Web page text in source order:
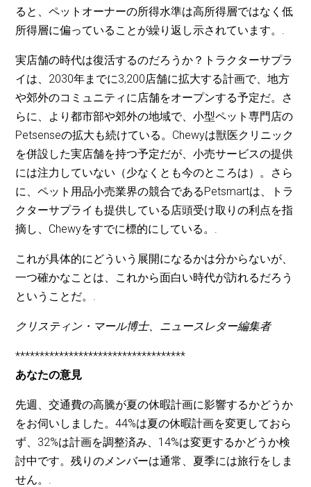
ると、ペットオーナーの所得水準は高所得層ではなく低
所得層に偏っていることが繰り返し示されています。.
実店舗の時代は復活するのだろうか？トラクターサプラ
イは、2030年までに3,200店舗に拡大する計画で、地方
や郊外のコミュニティに店舗をオープンする予定だ。さ
らに、より都市部や郊外の地域で、小型ペット専門店の
Petsenseの拡大も続けている。Chewyは獣医クリニック
を併設した実店舗を持つ予定だが、小売サービスの提供
には注力していない（少なくとも今のところは）。さら
に、ペット用品小売業界の競合であるPetsmartは、トラ
クターサプライも提供している店頭受け取りの利点を指
摘し、Chewyをすでに標的にしている。.
これが具体的にどういう展開になるかは分からないが、
一つ確かなことは、これから面白い時代が訪れるだろう
ということだ。.
クリスティン・マール博士、ニュースレター編集者
***********************************
あなたの意見
先週、交通費の高騰が夏の休暇計画に影響するかどうか
をお伺いしました。44%は夏の休暇計画を変更しておら
ず、32%は計画を調整済み、14%は変更するかどうか検
討中です。残りのメンバーは通常、夏季には旅行をしま
せん。.